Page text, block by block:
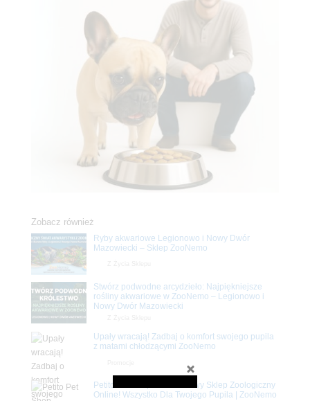
Zobacz również
Ryby akwariowe Legionowo i Nowy Dwór
Mazowiecki – Sklep ZooNemo
Stwórz podwodne arcydzieło: Najpiękniejsze
rośliny akwariowe w ZooNemo – Legionowo i
Nowy Dwór Mazowiecki
Upały wracają! Zadbaj o komfort swojego pupila
z matami chłodzącymi ZooNemo
Petito Pet Shop – Internetowy Sklep Zoologiczny
Online! Wszystko Dla Twojego Pupila | ZooNemo